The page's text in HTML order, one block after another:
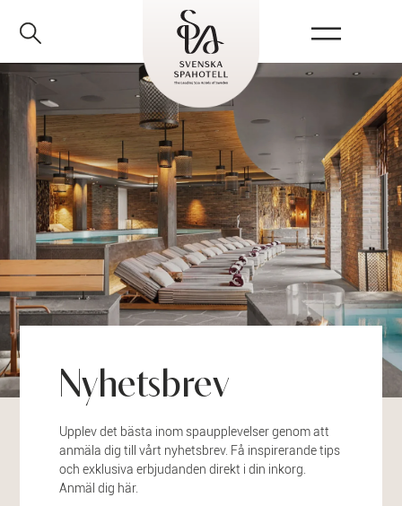
Nyhetsbrev
Upplev det bästa inom spaupplevelser genom att
anmäla dig till vårt nyhetsbrev. Få inspirerande tips
och exklusiva erbjudanden direkt i din inkorg.
Anmäl dig här.